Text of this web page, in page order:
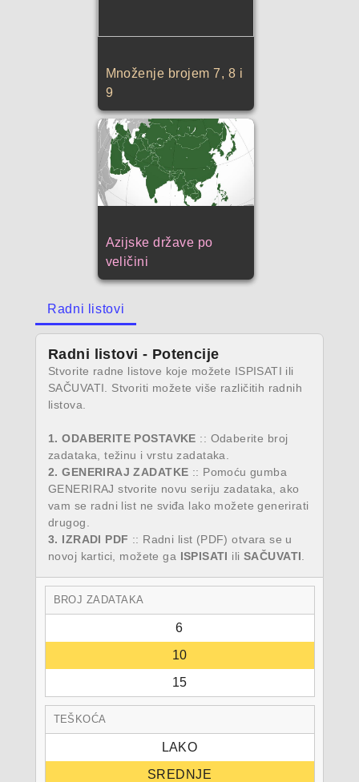
Množenje brojem 7, 8 i
9
Azijske države po
veličini
Radni listovi
Radni listovi - Potencije
Stvorite radne listove koje možete ISPISATI ili
SAČUVATI. Stvoriti možete više različitih radnih
listova.
1. ODABERITE POSTAVKE :: Odaberite broj
zadataka, težinu i vrstu zadataka.
2. GENERIRAJ ZADATKE :: Pomoću gumba
GENERIRAJ stvorite novu seriju zadataka, ako
vam se radni list ne sviđa lako možete generirati
drugog.
3. IZRADI PDF :: Radni list (PDF) otvara se u
novoj kartici, možete ga ISPISATI ili SAČUVATI
BROJ ZADATAKA
6
10
15
TEŠKOĆA
LAKO
SREDNJE